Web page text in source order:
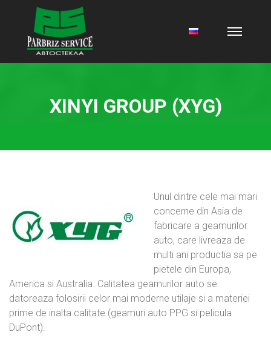
XINYI GROUP (XYG)
Unul dintre cele mai mari
concerne din Asia de
fabricare a geamurilor
auto, care livreaza de
multi ani productia sa pe
pietele din Europa,
America si Australia. Calitatea geamurilor auto se
datoreaza folosirii celor mai moderne utilaje si a materiei
prime de inalta calitate (geamuri auto PPG si pelicula
DuPont).